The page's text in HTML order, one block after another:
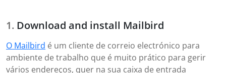
Download and install Mailbird
O Mailbird é um cliente de correio electrónico para
ambiente de trabalho que é muito prático para gerir
vários endereços, quer na sua caixa de entrada